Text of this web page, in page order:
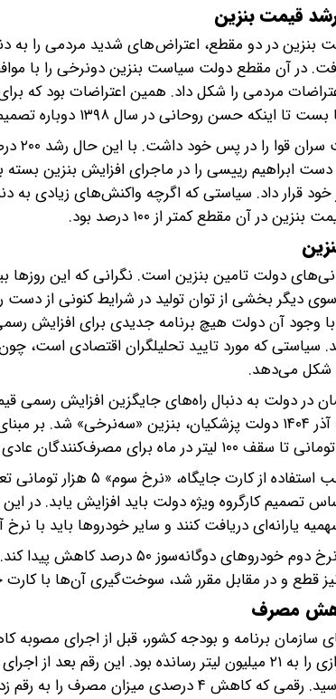
قیمت بنزین
اعتراضات مردمی را شکل داد. همین اعتراضات بود که
در سال ۱۳۹۸ دوباره تصمیم گرفت قیمت بنزین را افزایش بدهد.
این
که دست ابراهیم رییسی را در ماجرای افزایش بنزین
خود قرار داد. سیاستی که اگرچه واکنش‌های زیادی
در آن مقطع کمتر از ۱۰۰ درصد بود.
دولت تامین بنزین است. نگرانی که این روزها
دیگر بخشی از توان تولید در شرایط کنونی از دست
وجود آن دولت هیچ برنامه جدیدی برای افزایش
سیاستی که مورد تایید تحلیلگران اقتصادی است،
شکل می‌دهد.
در دولت به دنبال راه‌های جایگزین افزایش رسمی
اما برای مصارف مازاد در
تصمیم کارگروه ویژه دولت باید افزایش یابد. در این
یارانه‌ای دریافت کنند و سایر خودروها باید با
و در مقابل مقرر شد، سوخت‌گیری آن‌ها با کارت جایگاه‌داران